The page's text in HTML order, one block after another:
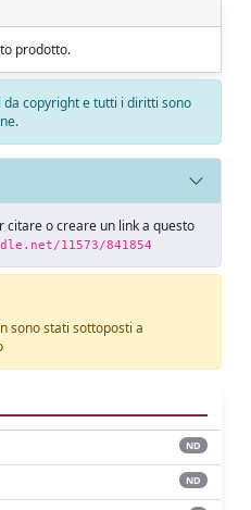
prodotto.
copyright e tutti i diritti sono
citare o creare un link a questo
11573/841854
sono stati sottoposti a
ND
ND